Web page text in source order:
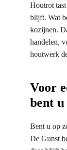
Houtrot
blijft. Wat
kozijnen.
handelen,
houtwerk
Voor
bent
Bent u op
De Gunst